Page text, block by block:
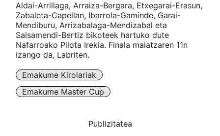
"Helmuga"
Aldai-Arrillaga, Arraiza-Bergara, Etxegarai-Erasun,
Zabaleta-Capellan, Ibarrola-Gaminde, Garai-
Mendiburu, Arrizabalaga-Mendizabal eta
Salsamendi-Bertiz bikoteek hartuko dute
Nafarroako Pilota Irekia. Finala maiatzaren 11n
izango da, Labriten.
Emakume Kirolariak
Emakume Master Cup
Publizitatea